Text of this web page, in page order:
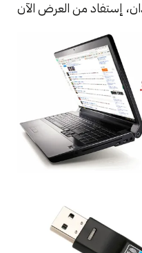
إستفاد من العرض الآن